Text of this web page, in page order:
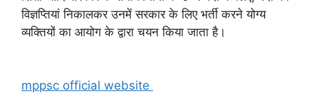
विज्ञप्तियां निकालकर उनमें सरकार के लिए भर्ती करने योग्य
व्यक्तियों का आयोग के द्वारा चयन किया जाता है।
mppsc official website